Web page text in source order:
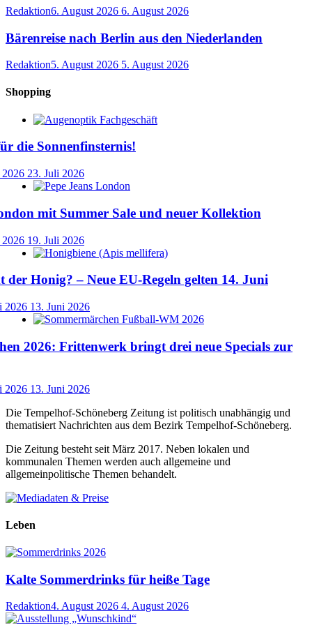
Redaktion6. August 2026 6. August 2026
Bärenreise nach Berlin aus den Niederlanden
Redaktion5. August 2026 5. August 2026
Shopping
die Sonnenfinsternis!
23. Juli 2026
mit Summer Sale und neuer Kollektion
19. Juli 2026
der Honig? – Neue EU-Regeln gelten 14. Juni
2026 13. Juni 2026
2026: Frittenwerk bringt drei neue Specials zur
2026 13. Juni 2026
Die Tempelhof-Schöneberg Zeitung ist politisch unabhängig und
thematisiert Nachrichten aus dem Bezirk Tempelhof-Schöneberg.
Die Zeitung besteht seit März 2017. Neben lokalen und
kommunalen Themen werden auch allgemeine und
allgemeinpolitische Themen behandelt.
Leben
Kalte Sommerdrinks für heiße Tage
Redaktion4. August 2026 4. August 2026